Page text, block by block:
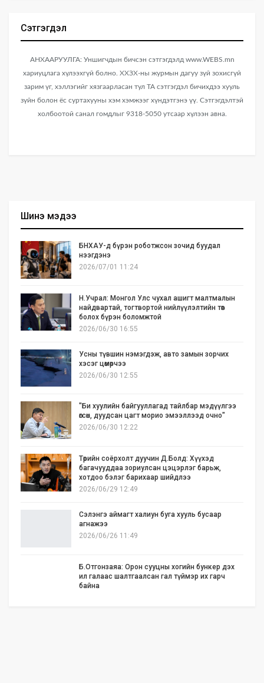
Сэтгэгдэл
АНХААРУУЛГА: Уншигчдын бичсэн сэтгэгдэлд www.WEBS.mn
хариуцлага хүлээхгүй болно. ХХЗХ-ны журмын дагуу зүй зохисгүй
зарим үг, хэллэгийг хязгаарласан тул ТА сэтгэгдэл бичихдээ хууль
зүйн болон ёс суртахууны хэм хэмжээг хүндэтгэнэ үү. Сэтгэгдэлтэй
холбоотой санал гомдлыг 9318-5050 утсаар хүлээн авна.
Шинэ мэдээ
БНХАУ-д бүрэн роботжсон зочид буудал
нээгдэнэ
2026/07/01 11:24
Н.Учрал: Монгол Улс чухал ашигт малтмалын
найдвартай, тогтвортой нийлүүлэлтийн төв
болох бүрэн боломжтой
2026/06/30 16:55
Усны түвшин нэмэгдэж, авто замын зорчих
хэсэг цөмөрчээ
2026/06/30 12:55
"Би хуулийн байгууллагад тайлбар мэдүүлгээ
өгсөн, дуудсан цагт морио эмээллээд очно"
2026/06/30 12:22
Төрийн соёрхолт дуучин Д.Болд: Хүүхэд
багачууддаа зориулсан цэцэрлэг барьж,
хотдоо бэлэг барихаар шийдлээ
2026/06/29 12:49
Сэлэнгэ аймагт халиун буга хууль бусаар
агнажээ
2026/06/26 11:49
Б.Отгонзаяа: Орон сууцны хогийн бункер дэх
ил галаас шалтгаалсан гал түймэр их гарч
байна